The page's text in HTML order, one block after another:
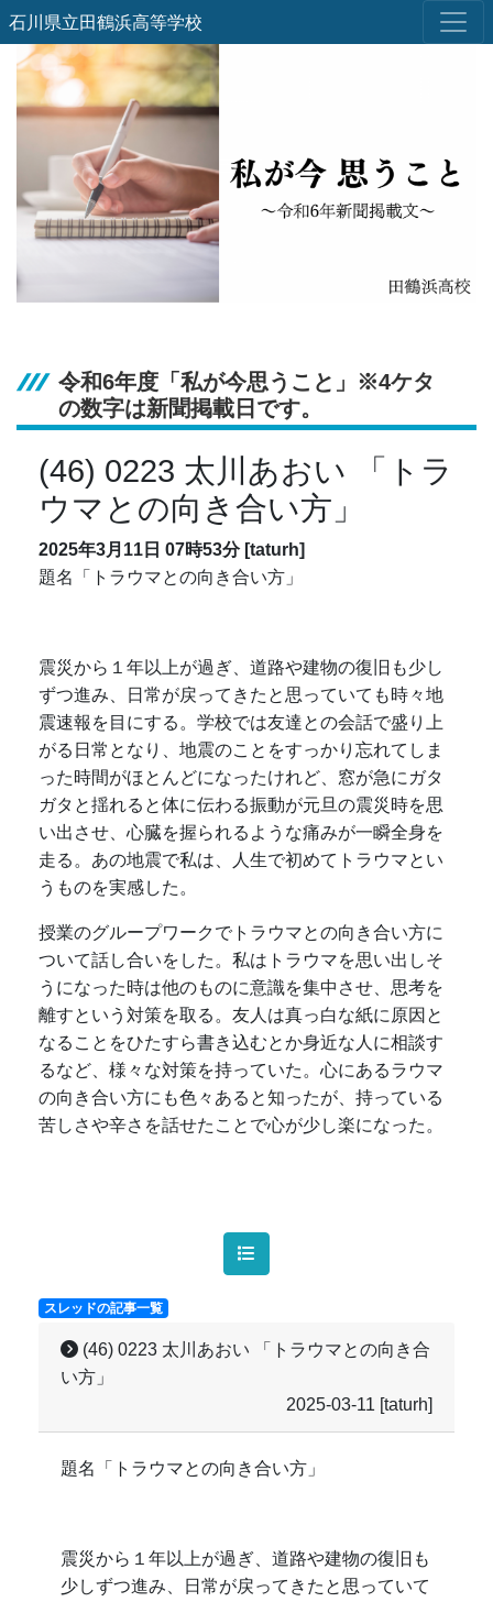
石川県立田鶴浜高等学校
令和6年度「私が今思うこと」※4ケタ
の数字は新聞掲載日です。
(46) 0223 太川あおい 「トラ
ウマとの向き合い方」
2025年3月11日 07時53分 [taturh]
題名「トラウマとの向き合い方」
震災から１年以上が過ぎ、道路や建物の復旧も少し
ずつ進み、日常が戻ってきたと思っていても時々地
震速報を目にする。学校では友達との会話で盛り上
がる日常となり、地震のことをすっかり忘れてしま
った時間がほとんどになったけれど、窓が急にガタ
ガタと揺れると体に伝わる振動が元旦の震災時を思
い出させ、心臓を握られるような痛みが一瞬全身を
走る。あの地震で私は、人生で初めてトラウマとい
うものを実感した。
授業のグループワークでトラウマとの向き合い方に
ついて話し合いをした。私はトラウマを思い出しそ
うになった時は他のものに意識を集中させ、思考を
離すという対策を取る。友人は真っ白な紙に原因と
なることをひたすら書き込むとか身近な人に相談す
るなど、様々な対策を持っていた。心にあるラウマ
の向き合い方にも色々あると知ったが、持っている
苦しさや辛さを話せたことで心が少し楽になった。
スレッドの記事一覧
(46) 0223 太川あおい 「トラウマとの向き合
い方」
2025-03-11 [taturh]
題名「トラウマとの向き合い方」
震災から１年以上が過ぎ、道路や建物の復旧も
少しずつ進み、日常が戻ってきたと思っていて